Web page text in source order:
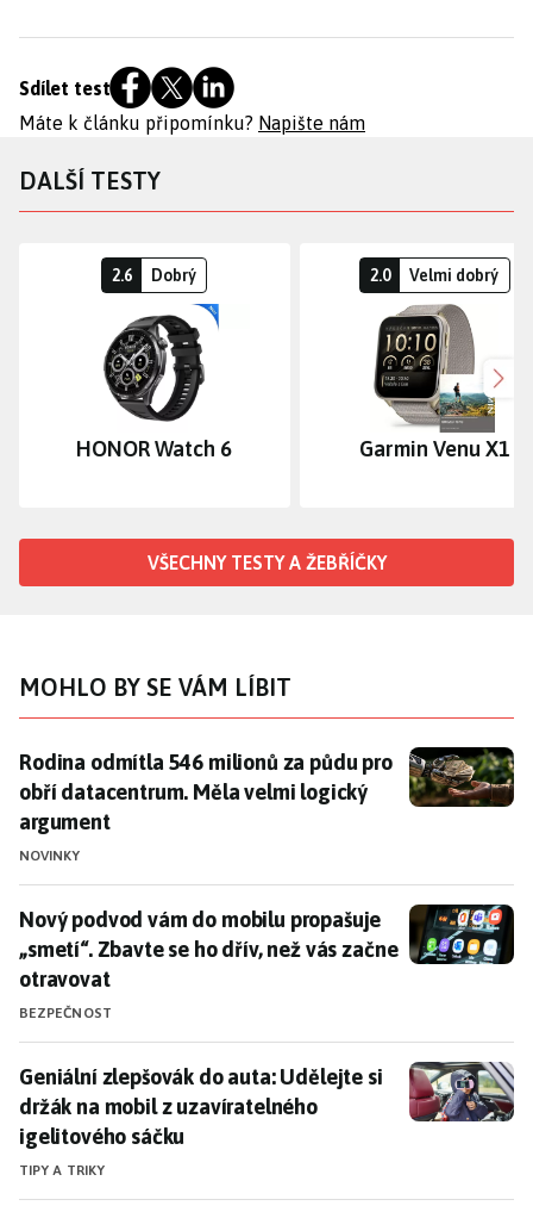
Sdílet test
Máte k článku připomínku? Napište nám
DALŠÍ TESTY
2.6 Dobrý
HONOR Watch 6
2.0 Velmi dobrý
Garmin Venu X1
VŠECHNY TESTY A ŽEBŘÍČKY
MOHLO BY SE VÁM LÍBIT
Rodina odmítla 546 milionů za půdu pro obří
Rodina odmítla 546 milionů za půdu pro
obří datacentrum. Měla velmi logický
argument
NOVINKY
Nový podvod vám do mobilu propašuje „smetí“.
Nový podvod vám do mobilu propašuje
„smetí“. Zbavte se ho dřív, než vás začne
otravovat
BEZPEČNOST
Geniální zlepšovák do auta: Udělejte si držák na
Geniální zlepšovák do auta: Udělejte si
držák na mobil z uzavíratelného
igelitového sáčku
TIPY A TRIKY